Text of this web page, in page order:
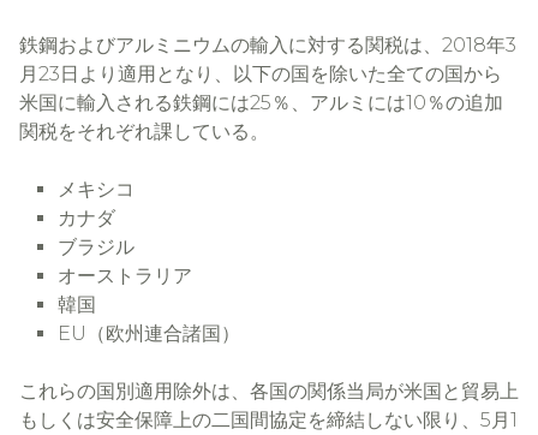
鉄鋼およびアルミニウムの輸入に対する関税は、2018年3
月23日より適用となり、以下の国を除いた全ての国から
米国に輸入される鉄鋼には25％、アルミには10％の追加
関税をそれぞれ課している。
メキシコ
カナダ
ブラジル
オーストラリア
韓国
EU（欧州連合諸国）
これらの国別適用除外は、各国の関係当局が米国と貿易上
もしくは安全保障上の二国間協定を締結しない限り、5月1